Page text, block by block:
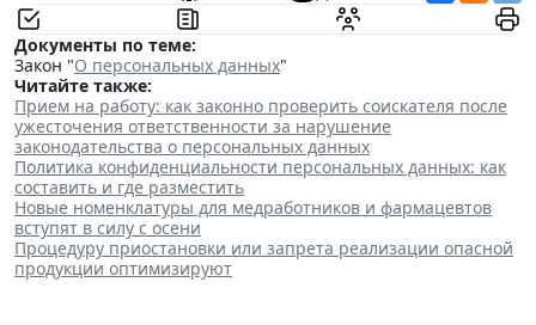
Документы по теме:
Закон "О персональных данных"
Читайте также:
Прием на работу: как законно проверить соискателя после
ужесточения ответственности за нарушение
законодательства о персональных данных
Политика конфиденциальности персональных данных: как
составить и где разместить
Новые номенклатуры для медработников и фармацевтов
вступят в силу с осени
Процедуру приостановки или запрета реализации опасной
продукции оптимизируют